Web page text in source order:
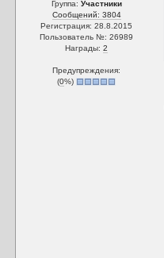
Группа: Участники
Сообщений: 3804
Регистрация: 28.8.2015
Пользователь №: 26989
Награды:2
Предупреждения:
(0%)